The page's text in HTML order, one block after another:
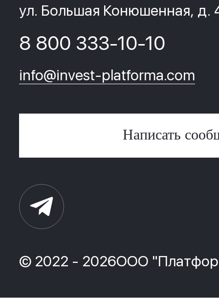
ул. Большая Конюшенная, д.
8 800 333-10-10
info@invest-platforma.com
Написать
© 2022 - 2026ООО